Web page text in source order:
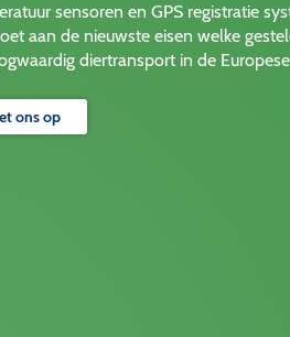
sensoren en GPS registratie
aan de nieuwste eisen welke
diertransport in de
ons op